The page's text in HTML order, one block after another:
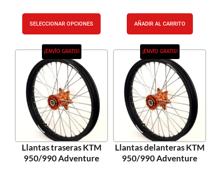
SELECCIONAR OPCIONES AÑADIR AL CARRITO
¡ENVÍO GRATIS!
Llantas traseras KTM
950/990 Adventure
¡ENVÍO GRATIS!
Llantas delanteras KTM
950/990 Adventure